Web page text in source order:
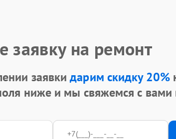
заявку на ремонт
заявкидарим скидку 20%
ниже и мы свяжемся с